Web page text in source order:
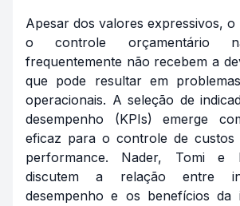
Apesar dos valores expressivos, o
o controle orçamentário
frequentemente não recebem a
que pode resultar em
operacionais. A seleção de
desempenho (KPIs) emerge
eficaz para o controle de custos
performance. Nader, Tomi e
discutem a relação entre
desempenho e os benefícios da